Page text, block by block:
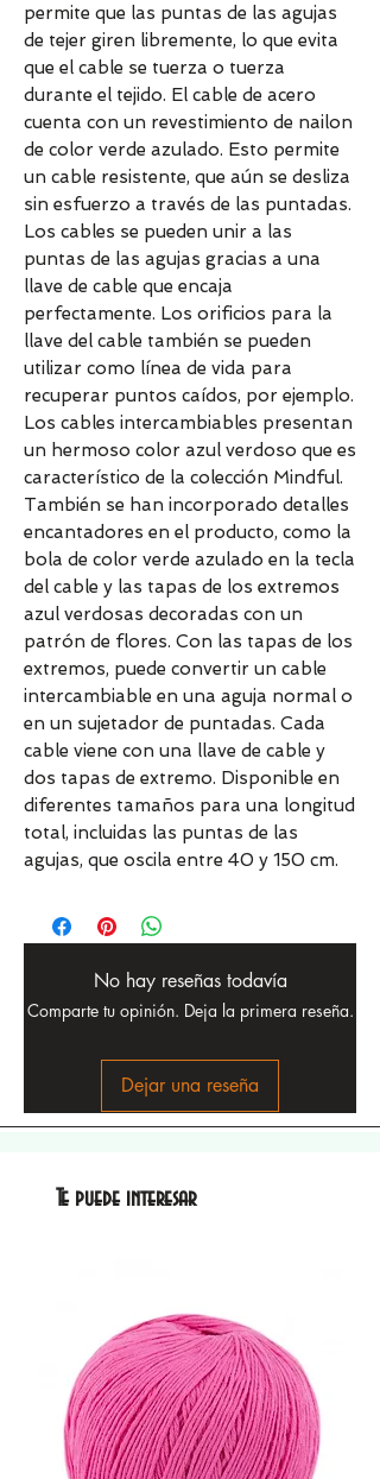
permite que las puntas de las agujas
de tejer giren libremente, lo que evita
que el cable se tuerza o tuerza
durante el tejido. El cable de acero
cuenta con un revestimiento de nailon
de color verde azulado. Esto permite
un cable resistente, que aún se desliza
sin esfuerzo a través de las puntadas.
Los cables se pueden unir a las
puntas de las agujas gracias a una
llave de cable que encaja
perfectamente. Los orificios para la
llave del cable también se pueden
utilizar como línea de vida para
recuperar puntos caídos, por ejemplo.
Los cables intercambiables presentan
un hermoso color azul verdoso que es
característico de la colección Mindful.
También se han incorporado detalles
encantadores en el producto, como la
bola de color verde azulado en la tecla
del cable y las tapas de los extremos
azul verdosas decoradas con un
patrón de flores. Con las tapas de los
extremos, puede convertir un cable
intercambiable en una aguja normal o
en un sujetador de puntadas. Cada
cable viene con una llave de cable y
dos tapas de extremo. Disponible en
diferentes tamaños para una longitud
total, incluidas las puntas de las
agujas, que oscila entre 40 y 150 cm.
No hay reseñas todavía
Comparte tu opinión. Deja la primera reseña.
Dejar una reseña
Te puede interesar